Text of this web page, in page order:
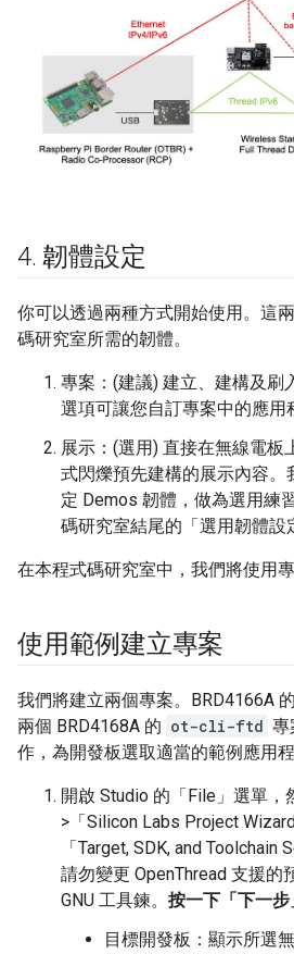
4. 韌體設定
你可以透過兩種方式開始使用。這
碼研究室所需的韌體。
專案：(建議) 建立、建構及刷
選項可讓您自訂專案中的應用
展示：(選用) 直接在無線電板
式閃爍預先建構的展示內容。
定 Demos 韌體，做為選用練
碼研究室結尾的「選用韌體設
在本程式碼研究室中，我們將使用專
使用範例建立專案
我們將建立兩個專案。BRD4166A 的
兩個 BRD4168A 的 ot-cli-ftd 專
作，為開發板選取適當的範例應用程
開啟 Studio 的「File」 選單，
>「Silicon Labs Project Wizard
「Target, SDK, and Toolchain
請勿變更 OpenThread 支援的
GNU 工具鍊。 按一下「下一步
目標開發板：顯示所選